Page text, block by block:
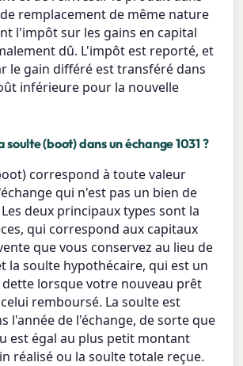
remplacement de même nature
l'impôt sur les gains en capital
dû. L'impôt est reporté, et
le gain différé est transféré dans
inférieure pour la nouvelle
soulte (boot) dans un échange 1031 ?
correspond à toute valeur
qui n'est pas un bien de
deux principaux types sont la
qui correspond aux capitaux
que vous conservez au lieu de
la soulte hypothécaire, qui est un
lorsque votre nouveau prêt
remboursé. La soulte est
l'année de l'échange, de sorte que
est égal au plus petit montant
réalisé ou la soulte totale reçue.